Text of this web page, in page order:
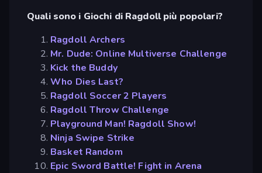
Quali sono i Giochi di Ragdoll più popolari?
Ragdoll Archers
Mr. Dude: Online Multiverse Challenge
Kick the Buddy
Who Dies Last?
Ragdoll Soccer 2 Players
Ragdoll Throw Challenge
Playground Man! Ragdoll Show!
Ninja Swipe Strike
Basket Random
Epic Sword Battle! Fight in Arena